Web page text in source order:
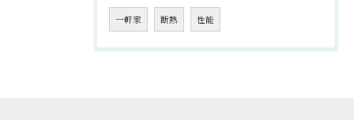
一軒家 断熱 性能